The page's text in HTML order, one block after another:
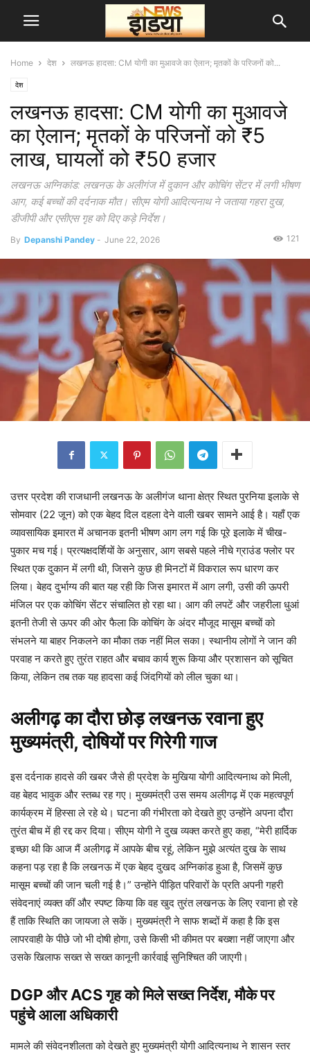
Home देश लखनऊ हादसा: CM योगी का मुआवजे का ऐलान; मृतकों के परिजनों को...
देश
लखनऊ हादसा: CM योगी का मुआवजे
का ऐलान; मृतकों के परिजनों को ₹5
लाख, घायलों को ₹50 हजार
लखनऊ अग्निकांड: लखनऊ के अलीगंज में दुकान और कोचिंग सेंटर में लगी भीषण
आग, कई बच्चों की दर्दनाक मौत। सीएम योगी आदित्यनाथ ने जताया गहरा दुख,
डीजीपी और एसीएस गृह को दिए कड़े निर्देश।
By Depanshi Pandey - June 22, 2026 121
उत्तर प्रदेश की राजधानी लखनऊ के अलीगंज थाना क्षेत्र स्थित पुरनिया इलाके से
सोमवार (22 जून) को एक बेहद दिल दहला देने वाली खबर सामने आई है। यहाँ एक
व्यावसायिक इमारत में अचानक इतनी भीषण आग लग गई कि पूरे इलाके में चीख-
पुकार मच गई। प्रत्यक्षदर्शियों के अनुसार, आग सबसे पहले नीचे ग्राउंड फ्लोर पर
स्थित एक दुकान में लगी थी, जिसने कुछ ही मिनटों में विकराल रूप धारण कर
लिया। बेहद दुर्भाग्य की बात यह रही कि जिस इमारत में आग लगी, उसी की ऊपरी
मंजिल पर एक कोचिंग सेंटर संचालित हो रहा था। आग की लपटें और जहरीला धुआं
इतनी तेजी से ऊपर की ओर फैला कि कोचिंग के अंदर मौजूद मासूम बच्चों को
संभलने या बाहर निकलने का मौका तक नहीं मिल सका। स्थानीय लोगों ने जान की
परवाह न करते हुए तुरंत राहत और बचाव कार्य शुरू किया और प्रशासन को सूचित
किया, लेकिन तब तक यह हादसा कई जिंदगियों को लील चुका था।
अलीगढ़ का दौरा छोड़ लखनऊ रवाना हुए
मुख्यमंत्री, दोषियों पर गिरेगी गाज
इस दर्दनाक हादसे की खबर जैसे ही प्रदेश के मुखिया योगी आदित्यनाथ को मिली,
वह बेहद भावुक और स्तब्ध रह गए। मुख्यमंत्री उस समय अलीगढ़ में एक महत्वपूर्ण
कार्यक्रम में हिस्सा ले रहे थे। घटना की गंभीरता को देखते हुए उन्होंने अपना दौरा
तुरंत बीच में ही रद्द कर दिया। सीएम योगी ने दुख व्यक्त करते हुए कहा, “मेरी हार्दिक
इच्छा थी कि आज मैं अलीगढ़ में आपके बीच रहूं, लेकिन मुझे अत्यंत दुख के साथ
कहना पड़ रहा है कि लखनऊ में एक बेहद दुखद अग्निकांड हुआ है, जिसमें कुछ
मासूम बच्चों की जान चली गई है।” उन्होंने पीड़ित परिवारों के प्रति अपनी गहरी
संवेदनाएं व्यक्त कीं और स्पष्ट किया कि वह खुद तुरंत लखनऊ के लिए रवाना हो रहे
हैं ताकि स्थिति का जायजा ले सकें। मुख्यमंत्री ने साफ शब्दों में कहा है कि इस
लापरवाही के पीछे जो भी दोषी होगा, उसे किसी भी कीमत पर बख्शा नहीं जाएगा और
उसके खिलाफ सख्त से सख्त कानूनी कार्रवाई सुनिश्चित की जाएगी।
DGP और ACS गृह को मिले सख्त निर्देश, मौके पर
पहुंचे आला अधिकारी
मामले की संवेदनशीलता को देखते हुए मुख्यमंत्री योगी आदित्यनाथ ने शासन स्तर